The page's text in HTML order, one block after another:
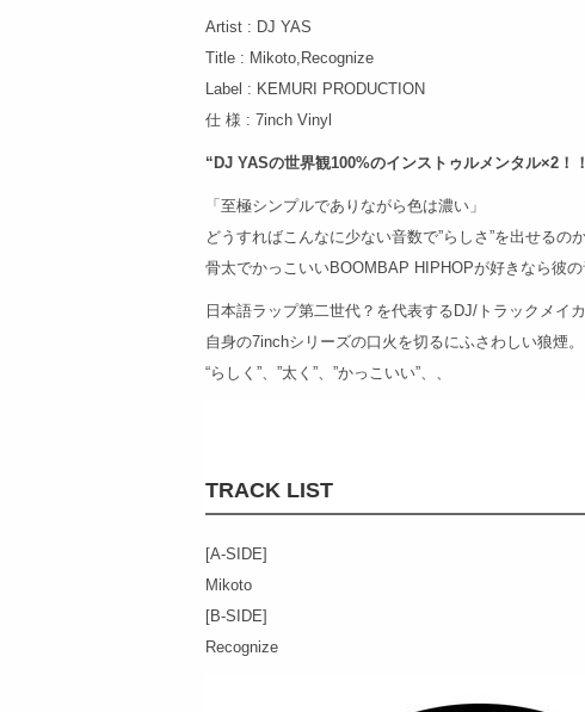
Artist : DJ YAS
Title : Mikoto,Recognize
Label : KEMURI PRODUCTION
仕 様 : 7inch Vinyl
“DJ YASの世界観100%のインストゥルメンタル×2！
「至極シンプルでありながら色は濃い」
どうすればこんなに少ない音数で”らしさ”を出せるの
骨太でかっこいいBOOMBAP HIPHOPが好きなら彼の
日本語ラップ第二世代？を代表するDJ/トラックメイカ
自身の7inchシリーズの口火を切るにふさわしい狼煙。
“らしく”、”太く”、”かっこいい”、、
TRACK LIST
[A-SIDE]
Mikoto
[B-SIDE]
Recognize